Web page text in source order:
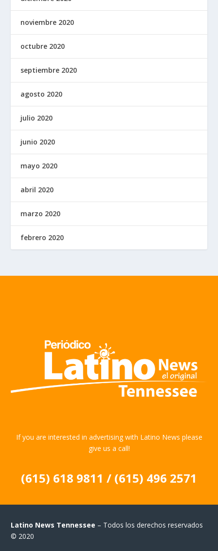
noviembre 2020
octubre 2020
septiembre 2020
agosto 2020
julio 2020
junio 2020
mayo 2020
abril 2020
marzo 2020
febrero 2020
If you are interested in advertising with Latino News please
give us a call!
(615) 618 9811 / (615) 496 2571
Latino News Tennessee – Todos los derechos reservados
© 2020